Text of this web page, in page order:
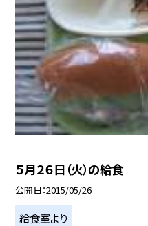
５月２６日（火）の給食
公開日 2015/05/26
給食室より